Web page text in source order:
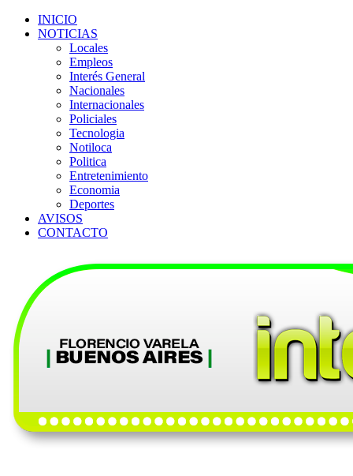
INICIO
NOTICIAS
Locales
Empleos
Interés General
Nacionales
Internacionales
Policiales
Tecnologia
Notiloca
Politica
Entretenimiento
Economia
Deportes
AVISOS
CONTACTO